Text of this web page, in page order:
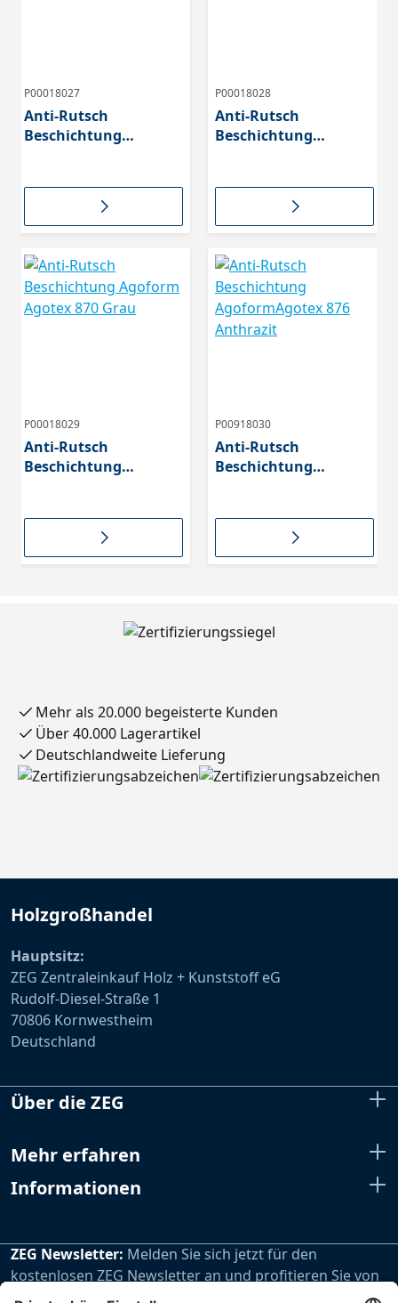
P00018027
Anti-Rutsch
Beschichtung
P00018028
Anti-Rutsch
Beschichtung
P00018029
Anti-Rutsch
Beschichtung
P00918030
Anti-Rutsch
Beschichtung
Mehr als 20.000 begeisterte Kunden
Über 40.000 Lagerartikel
Deutschlandweite Lieferung
Holzgroßhandel
Hauptsitz:
ZEG Zentraleinkauf Holz + Kunststoff eG
Rudolf-Diesel-Straße 1
70806 Kornwestheim
Deutschland
Über die ZEG
Mehr erfahren
Informationen
ZEG Newsletter: Melden Sie sich jetzt für den
kostenlosen ZEG Newsletter an und profitieren Sie von
den extra Vorteilen unseres regelmäßig erscheinenden